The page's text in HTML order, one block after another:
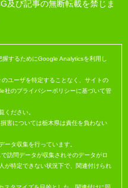
及び記事の無断転載を禁じま
するためにGoogle Analyticsを利用し
ユーザを特定することなく、サイトの
社のプライバシーポリシーに基づいて管
ください。
害については栃木県は責任を負わない
ータ収集を行っています。
訪問データが収集されそのデータがロ
が特定できない状況下で、関連付けられ